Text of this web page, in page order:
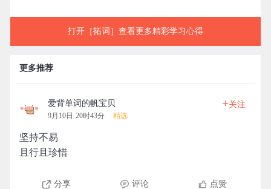
打开［拓词］查看更多精彩学习心得
更多推荐
爱背单词的帆宝贝
9月10日 20时43分 精选
+关注
坚持不易
且行且珍惜
分享 评论 点赞